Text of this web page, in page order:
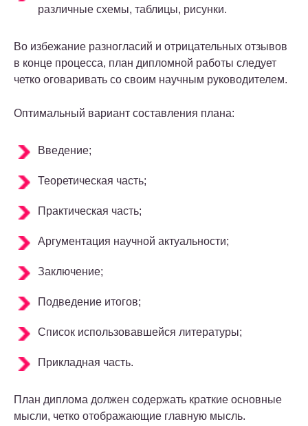
различные схемы, таблицы, рисунки.
Во избежание разногласий и отрицательных отзывов
в конце процесса, план дипломной работы следует
четко оговаривать со своим научным руководителем.
Оптимальный вариант составления плана:
Введение;
Теоретическая часть;
Практическая часть;
Аргументация научной актуальности;
Заключение;
Подведение итогов;
Список использовавшейся литературы;
Прикладная часть.
План диплома должен содержать краткие основные
мысли, четко отображающие главную мысль.